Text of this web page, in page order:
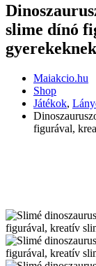
slime dínó
Maiakcio.hu
Shop
Játékok,
figurával,